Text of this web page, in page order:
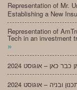
Representation of Mr.
Establishing a New
Representation of
Tech in an investment
»